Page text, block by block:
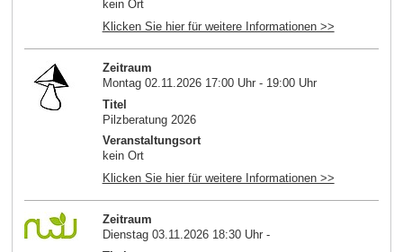
kein Ort
Klicken Sie hier für weitere Informationen >>
Zeitraum
Montag 02.11.2026 17:00 Uhr - 19:00 Uhr
Titel
Pilzberatung 2026
Veranstaltungsort
kein Ort
Klicken Sie hier für weitere Informationen >>
Zeitraum
Dienstag 03.11.2026 18:30 Uhr -